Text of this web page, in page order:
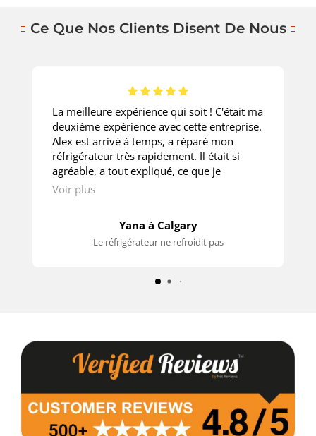
Ce Que Nos Clients Disent De Nous
La meilleure expérience qui soit ! C'était ma
deuxième expérience avec cette entreprise.
Alex est arrivé à temps, a réparé mon
réfrigérateur très rapidement. Il était si
agréable, a tout expliqué, ce que je
demandais. Le prix est super ! Merci
beaucoup!
Voir plus
Yana à Calgary
Le réfrigérateur ne refroidit pas